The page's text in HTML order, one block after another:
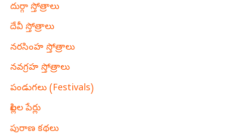
దుర్గా స్తోత్రాలు
దేవీ స్తోత్రాలు
నరసింహ స్తోత్రాలు
నవగ్రహ స్తోత్రాలు
పండుగలు (Festivals)
పిల్లల పేర్లు
పురాణ కథలు